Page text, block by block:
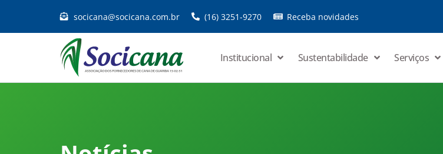
socicana@socicana.com.br (16) 3251-9270 Receba novidades
Institucional Sustentabilidade Serviços